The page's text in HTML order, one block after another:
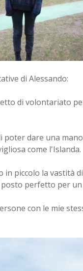
di Alessando:
di volontariato
poter dare una
come l'Islanda.
in piccolo la vastità
perfetto per
con le mie